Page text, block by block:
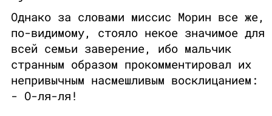
Однако за словами миссис Морин все же,
по-видимому, стояло некое значимое для
всей семьи заверение, ибо мальчик
странным образом прокомментировал их
непривычным насмешливым восклицанием:
- О-ля-ля!